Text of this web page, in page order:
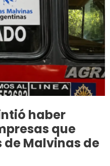
haber
que
Malvinas de